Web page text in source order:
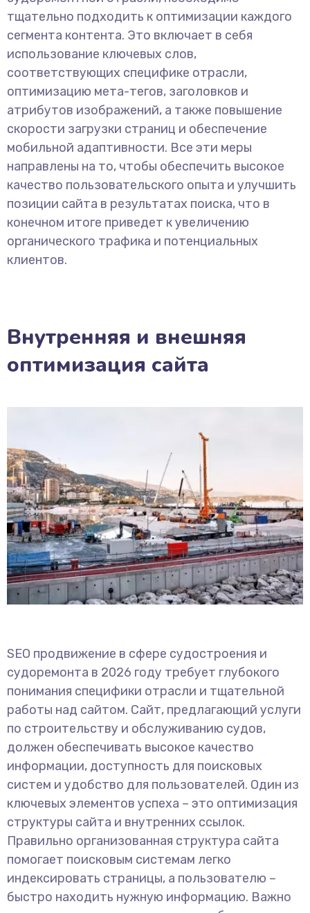
тщательно подходить к оптимизации каждого
сегмента контента. Это включает в себя
использование ключевых слов,
соответствующих специфике отрасли,
оптимизацию мета-тегов, заголовков и
атрибутов изображений, а также повышение
скорости загрузки страниц и обеспечение
мобильной адаптивности. Все эти меры
направлены на то, чтобы обеспечить высокое
качество пользовательского опыта и улучшить
позиции сайта в результатах поиска, что в
конечном итоге приведет к увеличению
органического трафика и потенциальных
клиентов.
Внутренняя и внешняя
оптимизация сайта
SEO продвижение в сфере судостроения и
судоремонта в 2026 году требует глубокого
понимания специфики отрасли и тщательной
работы над сайтом. Сайт, предлагающий услуги
по строительству и обслуживанию судов,
должен обеспечивать высокое качество
информации, доступность для поисковых
систем и удобство для пользователей. Один из
ключевых элементов успеха – это оптимизация
структуры сайта и внутренних ссылок.
Правильно организованная структура сайта
помогает поисковым системам легко
индексировать страницы, а пользователю –
быстро находить нужную информацию. Важно